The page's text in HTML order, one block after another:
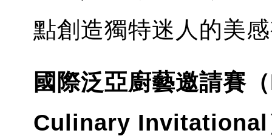
點創造獨特迷人的美
國際泛亞廚藝邀請賽
Culinary Invitational